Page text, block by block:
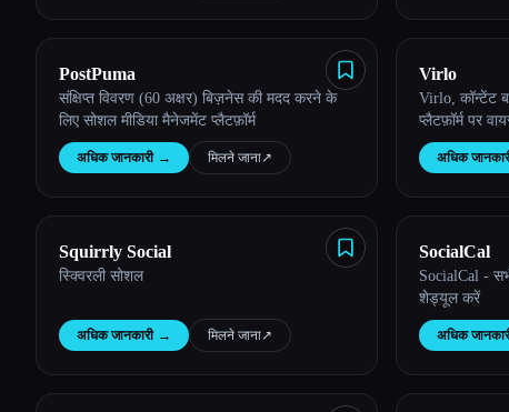
PostPuma
संक्षिप्त विवरण (60 अक्षर) बिज़नेस की मदद करने के
लिए सोशल मीडिया मैनेजमेंट प्लैटफ़ॉर्म
अधिक जानकारी → मिलने जाना↗︎
Virlo
Virlo, कॉन्टेंट
प्लैटफ़ॉर्म पर
अधिक
Squirrly Social
स्क्विरली सोशल
अधिक जानकारी → मिलने जाना↗︎
SocialCal
SocialCal -
शेड्यूल करें
अधिक